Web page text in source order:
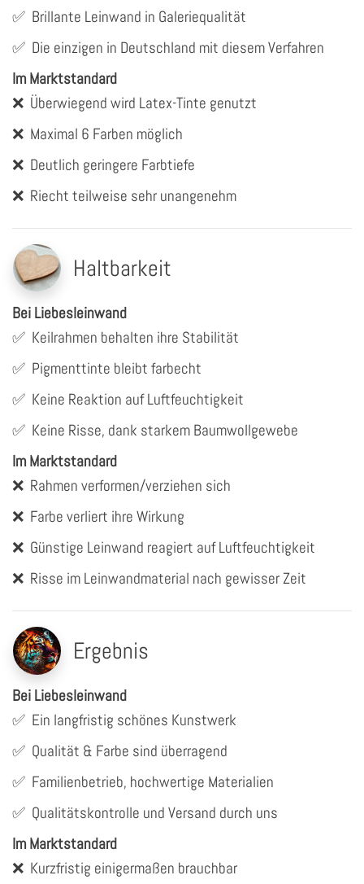
✅ Brillante Leinwand in Galeriequalität
✅ Die einzigen in Deutschland mit diesem Verfahren
Im Marktstandard
❌ Überwiegend wird Latex-Tinte genutzt
❌ Maximal 6 Farben möglich
❌ Deutlich geringere Farbtiefe
❌ Riecht teilweise sehr unangenehm
Haltbarkeit
Bei Liebesleinwand
✅ Keilrahmen behalten ihre Stabilität
✅ Pigmenttinte bleibt farbecht
✅ Keine Reaktion auf Luftfeuchtigkeit
✅ Keine Risse, dank starkem Baumwollgewebe
Im Marktstandard
❌ Rahmen verformen/verziehen sich
❌ Farbe verliert ihre Wirkung
❌ Günstige Leinwand reagiert auf Luftfeuchtigkeit
❌ Risse im Leinwandmaterial nach gewisser Zeit
Ergebnis
Bei Liebesleinwand
✅ Ein langfristig schönes Kunstwerk
✅ Qualität & Farbe sind überragend
✅ Familienbetrieb, hochwertige Materialien
✅ Qualitätskontrolle und Versand durch uns
Im Marktstandard
❌ Kurzfristig einigermaßen brauchbar